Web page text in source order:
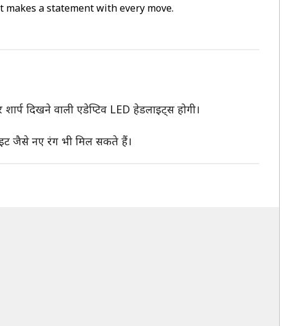
a statement with every move.
दिखने वाली एडेप्टिव LED हेडलाइट्स होगी।
जैसे नए रंग भी मिल सकते हैं।